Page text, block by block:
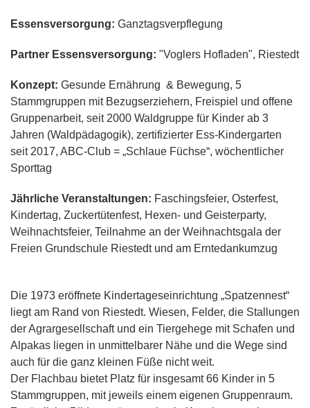
Essensversorgung: Ganztagsverpflegung
Partner Essensversorgung: "Voglers Hofladen", Riestedt
Konzept: Gesunde Ernährung & Bewegung, 5
Stammgruppen mit Bezugserziehern, Freispiel und offene
Gruppenarbeit, seit 2000 Waldgruppe für Kinder ab 3
Jahren (Waldpädagogik), zertifizierter Ess-Kindergarten
seit 2017, ABC-Club = „Schlaue Füchse“, wöchentlicher
Sporttag
Jährliche Veranstaltungen: Faschingsfeier, Osterfest,
Kindertag, Zuckertütenfest, Hexen- und Geisterparty,
Weihnachtsfeier, Teilnahme an der Weihnachtsgala der
Freien Grundschule Riestedt und am Erntedankumzug
Die 1973 eröffnete Kindertageseinrichtung „Spatzennest“
liegt am Rand von Riestedt. Wiesen, Felder, die Stallungen
der Agrargesellschaft und ein Tiergehege mit Schafen und
Alpakas liegen in unmittelbarer Nähe und die Wege sind
auch für die ganz kleinen Füße nicht weit.
Der Flachbau bietet Platz für insgesamt 66 Kinder in 5
Stammgruppen, mit jeweils einem eigenen Gruppenraum.